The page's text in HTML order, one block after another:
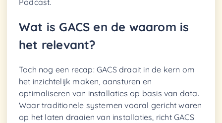
Podcast.
Wat is GACS en de waarom is
het relevant?
Toch nog een recap: GACS draait in de kern om
het inzichtelijk maken, aansturen en
optimaliseren van installaties op basis van data.
Waar traditionele systemen vooral gericht waren
op het laten draaien van installaties, richt GACS